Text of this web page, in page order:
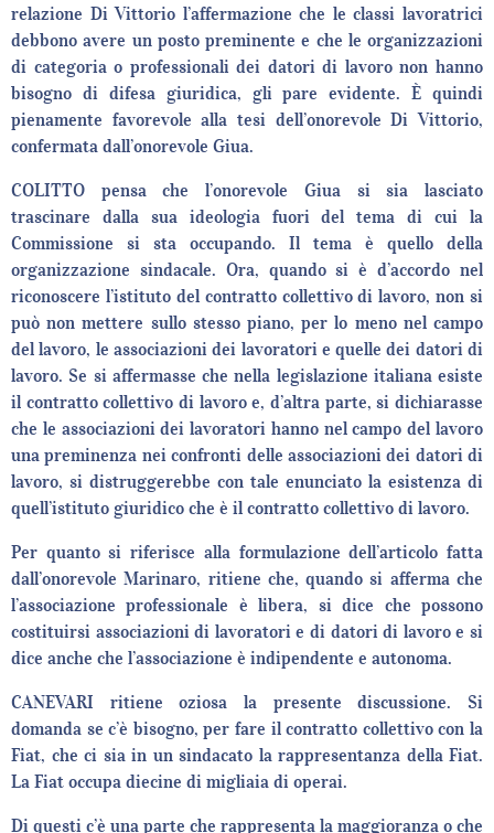
relazione Di Vittorio l’affermazione che le classi lavoratrici
debbono avere un posto preminente e che le organizzazioni
di categoria o professionali dei datori di lavoro non hanno
bisogno di difesa giuridica, gli pare evidente. È quindi
pienamente favorevole alla tesi dell’onorevole Di Vittorio,
confermata dall’onorevole Giua.
COLITTO pensa che l’onorevole Giua si sia lasciato
trascinare dalla sua ideologia fuori del tema di cui la
Commissione si sta occupando. Il tema è quello della
organizzazione sindacale. Ora, quando si è d’accordo nel
riconoscere l’istituto del contratto collettivo di lavoro, non si
può non mettere sullo stesso piano, per lo meno nel campo
del lavoro, le associazioni dei lavoratori e quelle dei datori di
lavoro. Se si affermasse che nella legislazione italiana esiste
il contratto collettivo di lavoro e, d’altra parte, si dichiarasse
che le associazioni dei lavoratori hanno nel campo del lavoro
una preminenza nei confronti delle associazioni dei datori di
lavoro, si distruggerebbe con tale enunciato la esistenza di
quell’istituto giuridico che è il contratto collettivo di lavoro.
Per quanto si riferisce alla formulazione dell’articolo fatta
dall’onorevole Marinaro, ritiene che, quando si afferma che
l’associazione professionale è libera, si dice che possono
costituirsi associazioni di lavoratori e di datori di lavoro e si
dice anche che l’associazione è indipendente e autonoma.
CANEVARI ritiene oziosa la presente discussione. Si
domanda se c’è bisogno, per fare il contratto collettivo con la
Fiat, che ci sia in un sindacato la rappresentanza della Fiat.
La Fiat occupa diecine di migliaia di operai.
Di questi c’è una parte che rappresenta la maggioranza o che